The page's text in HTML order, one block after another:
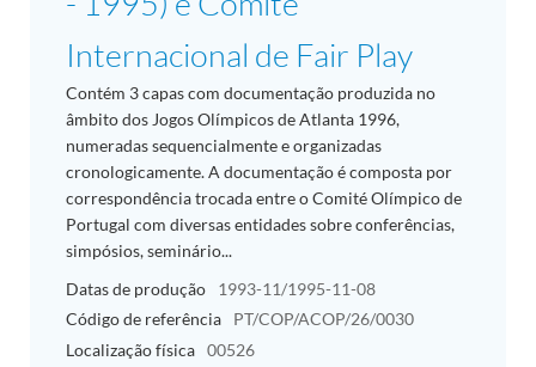
Internacional de Fair Play
Contém 3 capas com documentação produzida no
âmbito dos Jogos Olímpicos de Atlanta 1996,
numeradas sequencialmente e organizadas
cronologicamente. A documentação é composta por
correspondência trocada entre o Comité Olímpico de
Portugal com diversas entidades sobre conferências,
simpósios, seminário...
Datas de produção
1993-11/1995-11-08
Código de referência
PT/COP/ACOP/26/0030
Localização física 00526